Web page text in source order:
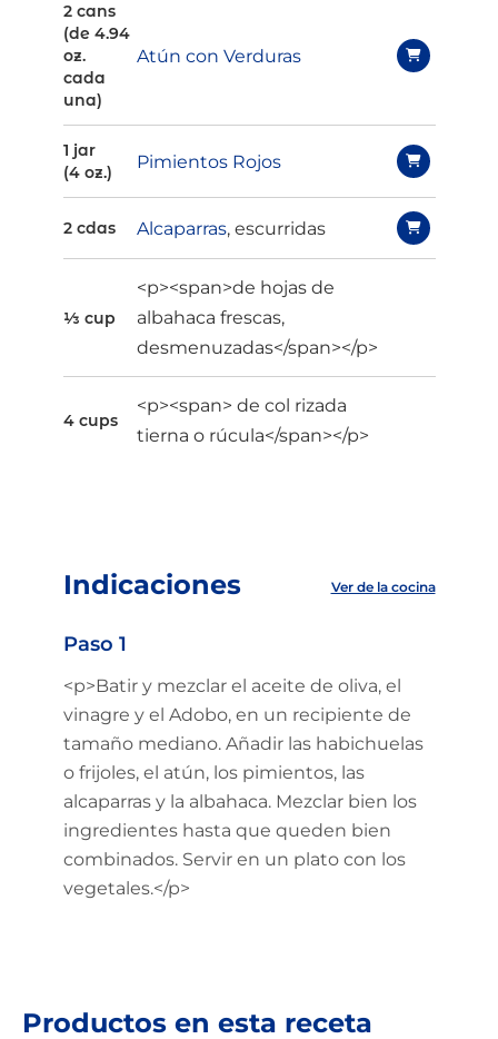
2 cans
(de 4.94
oz.
cada
una)
Atún con Verduras
1 jar
(4 oz.)
Pimientos Rojos
2 cdas Alcaparras, escurridas
⅓ cup
<p><span>de hojas de
albahaca frescas,
desmenuzadas</span></p>
4 cups
<p><span> de col rizada
tierna o rúcula</span></p>
Indicaciones Ver de la cocina
Paso 1
<p>Batir y mezclar el aceite de oliva, el
vinagre y el Adobo, en un recipiente de
tamaño mediano. Añadir las habichuelas
o frijoles, el atún, los pimientos, las
alcaparras y la albahaca. Mezclar bien los
ingredientes hasta que queden bien
combinados. Servir en un plato con los
vegetales.</p>
Productos en esta receta